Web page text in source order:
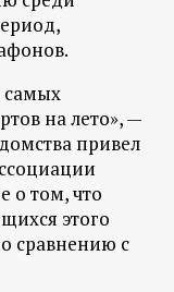
самых
на лето», —
привел
о том, что
этого
сравнению с